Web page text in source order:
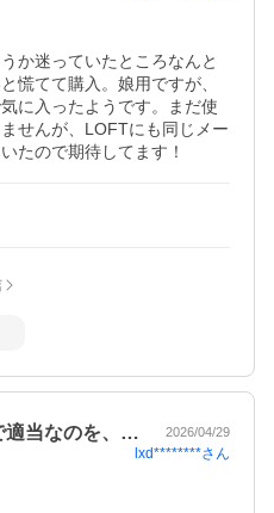
か迷っていたところなんと
慌てて購入。娘用ですが、
に入ったようです。まだ使
せんが、LOFTにも同じメー
たので期待してます！
適当なのを、… 2026/04/29
lxd********さん